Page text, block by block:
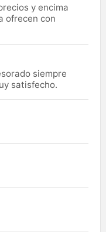
y encima
ofrecen con
siempre
satisfecho.